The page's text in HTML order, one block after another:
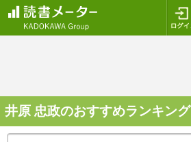
井原 忠政のおすすめランキング